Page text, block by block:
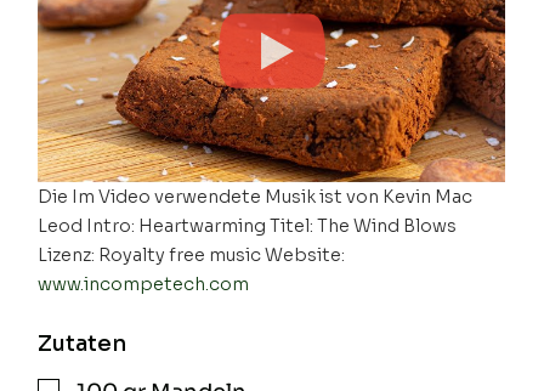
Die Im Video verwendete Musik ist von Kevin Mac
Leod Intro: Heartwarming Titel: The Wind Blows
Lizenz: Royalty free music Website:
www.incompetech.com
Zutaten